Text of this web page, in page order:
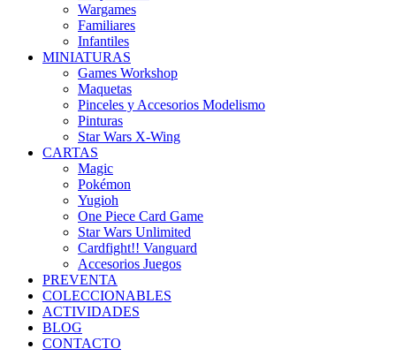
Wargames
Familiares
Infantiles
MINIATURAS
Games Workshop
Maquetas
Pinceles y Accesorios Modelismo
Pinturas
Star Wars X-Wing
CARTAS
Magic
Pokémon
Yugioh
One Piece Card Game
Star Wars Unlimited
Cardfight!! Vanguard
Accesorios Juegos
PREVENTA
COLECCIONABLES
ACTIVIDADES
BLOG
CONTACTO